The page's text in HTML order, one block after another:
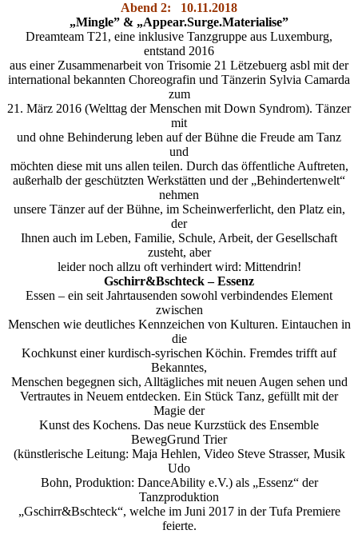
Abend 2: 10.11.2018
„Mingle” & „Appear.Surge.Materialise”
Dreamteam T21, eine inklusive Tanzgruppe aus Luxemburg,
entstand 2016
aus einer Zusammenarbeit von Trisomie 21 Lëtzebuerg asbl mit der
international bekannten Choreografin und Tänzerin Sylvia Camarda
zum
21. März 2016 (Welttag der Menschen mit Down Syndrom). Tänzer
mit
und ohne Behinderung leben auf der Bühne die Freude am Tanz
und
möchten diese mit uns allen teilen. Durch das öffentliche Auftreten,
außerhalb der geschützten Werkstätten und der „Behindertenwelt“
nehmen
unsere Tänzer auf der Bühne, im Scheinwerferlicht, den Platz ein,
der
Ihnen auch im Leben, Familie, Schule, Arbeit, der Gesellschaft
zusteht, aber
leider noch allzu oft verhindert wird: Mittendrin!
Gschirr&Bschteck – Essenz
Essen – ein seit Jahrtausenden sowohl verbindendes Element
zwischen
Menschen wie deutliches Kennzeichen von Kulturen. Eintauchen in
die
Kochkunst einer kurdisch-syrischen Köchin. Fremdes trifft auf
Bekanntes,
Menschen begegnen sich, Alltägliches mit neuen Augen sehen und
Vertrautes in Neuem entdecken. Ein Stück Tanz, gefüllt mit der
Magie der
Kunst des Kochens. Das neue Kurzstück des Ensemble
BewegGrund Trier
(künstlerische Leitung: Maja Hehlen, Video Steve Strasser, Musik
Udo
Bohn, Produktion: DanceAbility e.V.) als „Essenz“ der
Tanzproduktion
„Gschirr&Bschteck“, welche im Juni 2017 in der Tufa Premiere
feierte.